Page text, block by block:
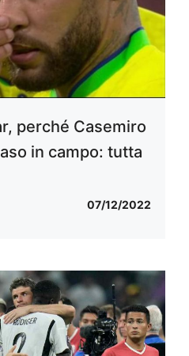
perché Casemiro
in campo: tutta
07/12/2022